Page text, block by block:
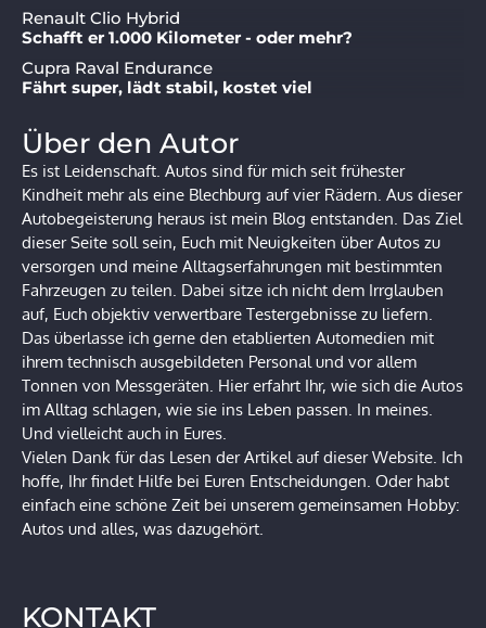
Renault Clio Hybrid
Schafft er 1.000 Kilometer - oder mehr?
Cupra Raval Endurance
Fährt super, lädt stabil, kostet viel
Über den Autor
Es ist Leidenschaft. Autos sind für mich seit frühester
Kindheit mehr als eine Blechburg auf vier Rädern. Aus dieser
Autobegeisterung heraus ist mein Blog entstanden. Das Ziel
dieser Seite soll sein, Euch mit Neuigkeiten über Autos zu
versorgen und meine Alltagserfahrungen mit bestimmten
Fahrzeugen zu teilen. Dabei sitze ich nicht dem Irrglauben
auf, Euch objektiv verwertbare Testergebnisse zu liefern.
Das überlasse ich gerne den etablierten Automedien mit
ihrem technisch ausgebildeten Personal und vor allem
Tonnen von Messgeräten. Hier erfahrt Ihr, wie sich die Autos
im Alltag schlagen, wie sie ins Leben passen. In meines.
Und vielleicht auch in Eures.
Vielen Dank für das Lesen der Artikel auf dieser Website. Ich
hoffe, Ihr findet Hilfe bei Euren Entscheidungen. Oder habt
einfach eine schöne Zeit bei unserem gemeinsamen Hobby:
Autos und alles, was dazugehört.
KONTAKT